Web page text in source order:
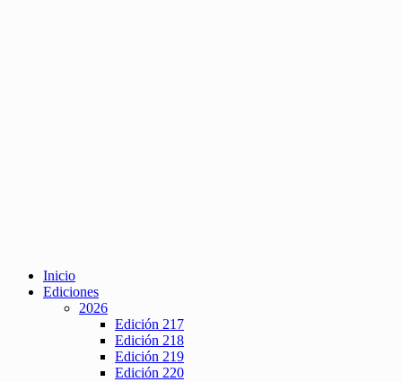
Inicio
Ediciones
2026
Edición 217
Edición 218
Edición 219
Edición 220